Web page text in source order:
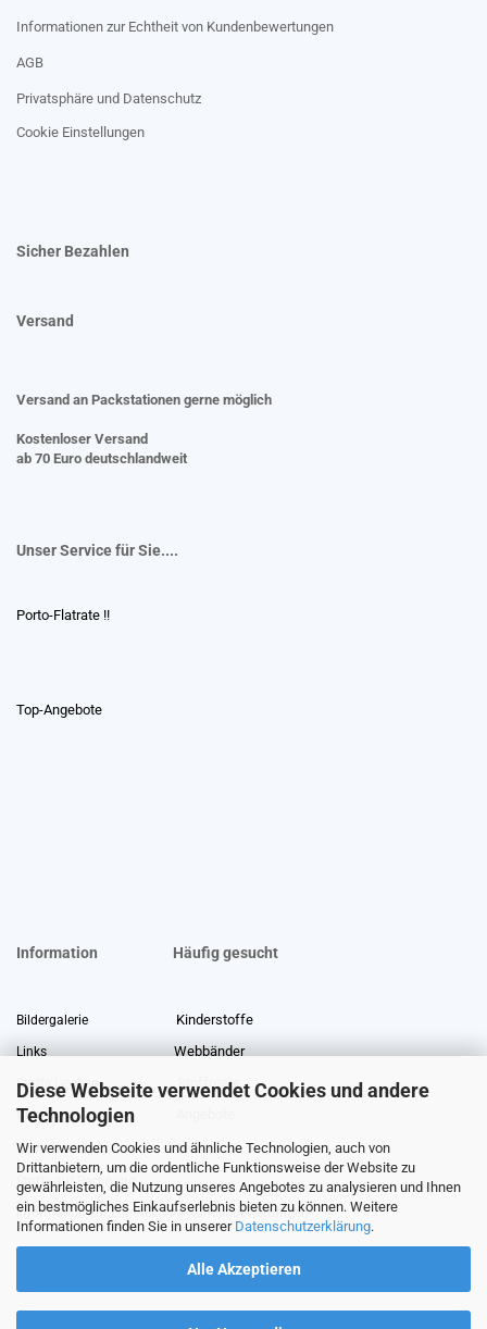
Diese Webseite verwendet Cookies und andere
Technologien
Wir verwenden Cookies und ähnliche Technologien, auch von
Drittanbietern, um die ordentliche Funktionsweise der Website zu
gewährleisten, die Nutzung unseres Angebotes zu analysieren und Ihnen
ein bestmögliches Einkaufserlebnis bieten zu können. Weitere
Informationen finden Sie in unserer Datenschutzerklärung.
Alle Akzeptieren
Informationen zur Echtheit von Kundenbewertungen
AGB
Privatsphäre und Datenschutz
Cookie Einstellungen
Sicher Bezahlen
Versand
Versand an Packstationen gerne möglich
Kostenloser Versand
ab 70 Euro deutschlandweit
Unser Service für Sie....
Porto-Flatrate !!
Top-Angebote
Information Häufig gesucht
Bildergalerie Kinderstoffe
Links Webbänder
Stoffe Lexikon Stoffreste
Über uns
Gewerberabatt Meterware
Stoffe auf Rechnung
Information zur Echtheit von Kundenbewertungen